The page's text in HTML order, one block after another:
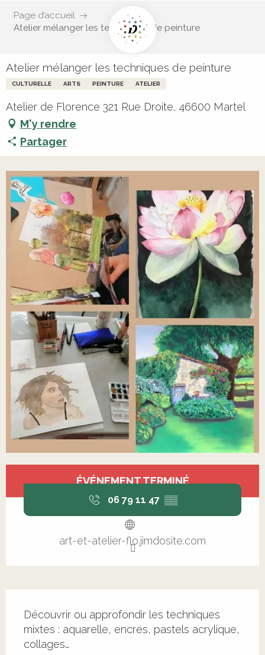
Page d’accueil
Atelier mélanger les techniques de peinture
Atelier mélanger les techniques de peinture
CULTURELLE ARTS PEINTURE ATELIER
Atelier de Florence 321 Rue Droite, 46600 Martel
M'y rendre
Partager
Ouverture et coordonnées
ÉVÉNEMENT TERMINÉ
06 79 11 47 ▒▒
art-et-atelier-flo.jimdosite.com
Découvrir ou approfondir les techniques
mixtes : aquarelle, encres, pastels acrylique,
collages…